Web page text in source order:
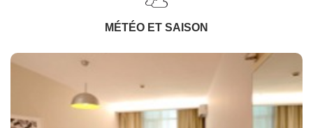
MÉTÉO ET SAISON